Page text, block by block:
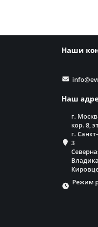
Наши
Наш
г.
кор. 8,
г.
3
Режим